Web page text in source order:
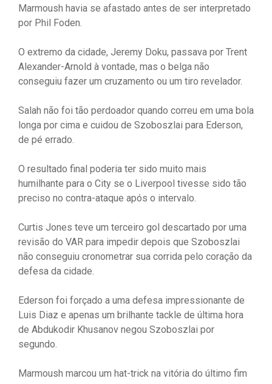
Marmoush havia se afastado antes de ser interpretado
por Phil Foden.
O extremo da cidade, Jeremy Doku, passava por Trent
Alexander-Arnold à vontade, mas o belga não
conseguiu fazer um cruzamento ou um tiro revelador.
Salah não foi tão perdoador quando correu em uma bola
longa por cima e cuidou de Szoboszlai para Ederson,
de pé errado.
O resultado final poderia ter sido muito mais
humilhante para o City se o Liverpool tivesse sido tão
preciso no contra-ataque após o intervalo.
Curtis Jones teve um terceiro gol descartado por uma
revisão do VAR para impedir depois que Szoboszlai
não conseguiu cronometrar sua corrida pelo coração da
defesa da cidade.
Ederson foi forçado a uma defesa impressionante de
Luis Diaz e apenas um brilhante tackle de última hora
de Abdukodir Khusanov negou Szoboszlai por
segundo.
Marmoush marcou um hat-trick na vitória do último fim